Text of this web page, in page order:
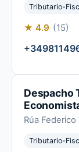
Tributario-
★ 4.9 (15)
Despacho
Rúa Federico
Tributario-